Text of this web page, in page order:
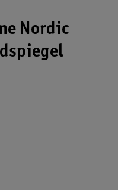
Nordic